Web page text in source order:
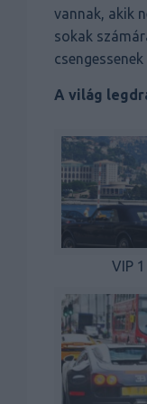
vannak, akik
sokak
A világ
VIP 1